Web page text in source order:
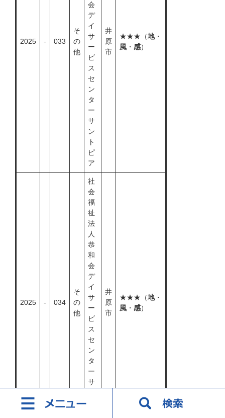
2025 - 033
そ
の
他
会
デ
イ
サ
ー
ビ
ス
セ
ン
タ
ー
サ
ン
ト
ピ
ア
井
原
市
★★★（地・
風 ・ 感）
2025 - 034
そ
の
他
社
会
福
祉
法
人
恭
和
会
デ
イ
サ
ー
ビ
ス
セ
ン
タ
ー
サ
井
原
市
★★★（地・
風 ・ 感）